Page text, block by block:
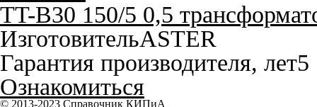
TT-B30 150/5 0,5
ИзготовительASTER
Гарантия производителя, лет5
Ознакомиться
© 2013-2023 Справочник КИПиА